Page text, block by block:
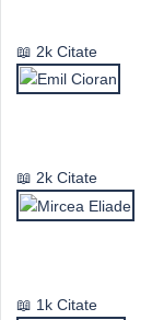
2k Citate
2k Citate
1k Citate